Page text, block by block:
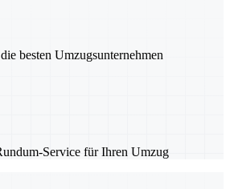
besten Umzugsunternehmen
Service für Ihren Umzug